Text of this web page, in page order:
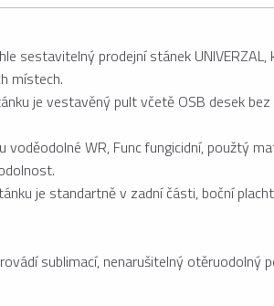
sestavitelný prodejní stánek
místech.
je vestavěný pult včetě OSB desek
voděodolné WR, Func fungicidní, použtý
je standartně v zadní části, boční
sublimací, nenarušitelný